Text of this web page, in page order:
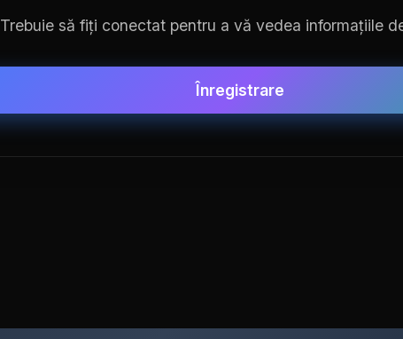
Trebuie să fiți conectat pentru a vă vedea informațiile
Înregistrare